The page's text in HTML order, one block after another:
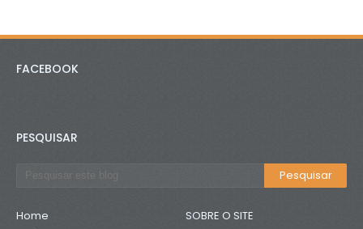
FACEBOOK
PESQUISAR
Home
SOBRE O SITE